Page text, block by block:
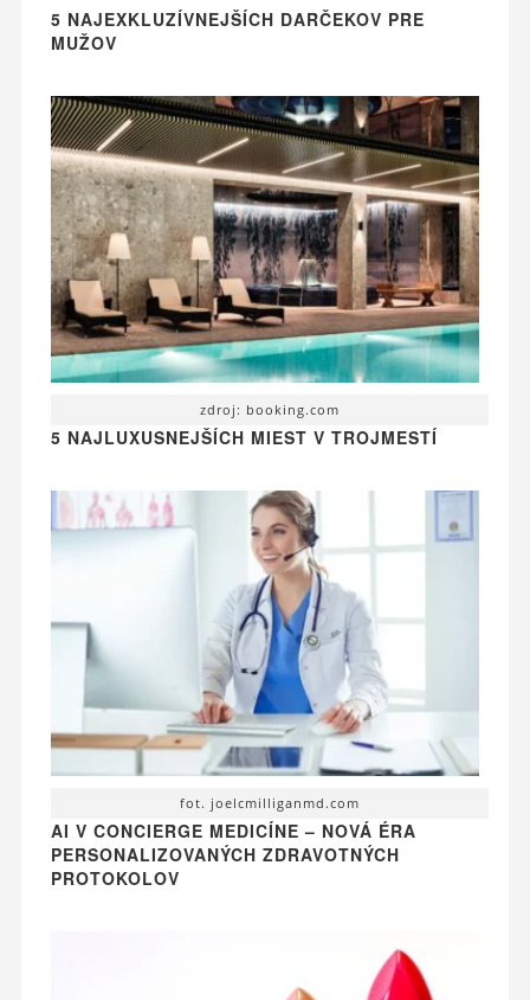
5 NAJEXKLUZÍVNEJŠÍCH DARČEKOV PRE
MUŽOV
zdroj: booking.com
5 NAJLUXUSNEJŠÍCH MIEST V TROJMESTÍ
fot. joelcmilliganmd.com
AI V CONCIERGE MEDICÍNE – NOVÁ ÉRA
PERSONALIZOVANÝCH ZDRAVOTNÝCH
PROTOKOLOV